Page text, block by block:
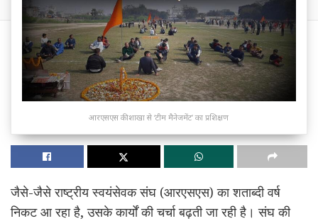
आरएसएस की शाखा से ‘टीम मैनेजमेंट’ का प्रशिक्षण
जैसे-जैसे राष्ट्रीय स्वयंसेवक संघ (आरएसएस) का शताब्दी वर्ष
निकट आ रहा है, उसके कार्यों की चर्चा बढ़ती जा रही है। संघ की